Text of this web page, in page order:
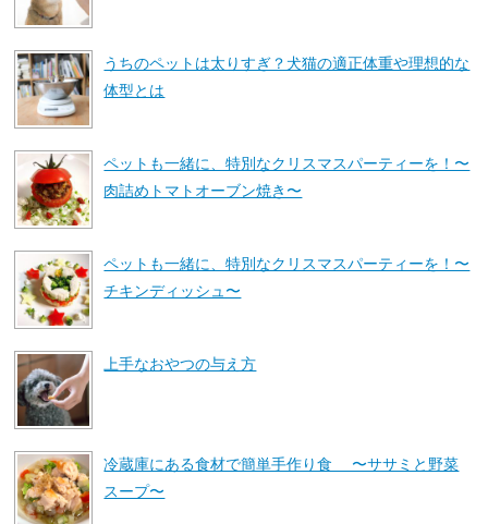
うちのペットは太りすぎ？犬猫の適正体重や理想的な
体型とは
ペットも一緒に、特別なクリスマスパーティーを！〜
肉詰めトマトオーブン焼き〜
ペットも一緒に、特別なクリスマスパーティーを！〜
チキンディッシュ〜
上手なおやつの与え方
冷蔵庫にある食材で簡単手作り食 〜ササミと野菜
スープ〜